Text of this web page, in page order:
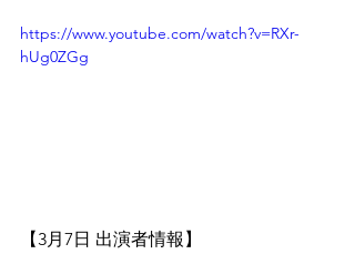
https://www.youtube.com/watch?v=RXr-
hUg0ZGg
【3月7日 出演者情報】